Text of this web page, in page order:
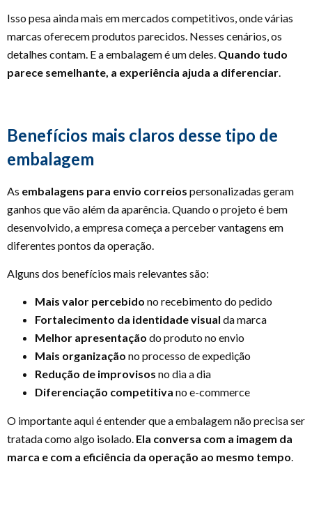
Isso pesa ainda mais em mercados competitivos, onde várias
marcas oferecem produtos parecidos. Nesses cenários, os
detalhes contam. E a embalagem é um deles. Quando tudo
parece semelhante, a experiência ajuda a diferenciar
Benefícios mais claros desse tipo de
embalagem
As embalagens para envio correios personalizadas geram
ganhos que vão além da aparência. Quando o projeto é bem
desenvolvido, a empresa começa a perceber vantagens em
diferentes pontos da operação.
Alguns dos benefícios mais relevantes são:
Mais valor percebido no recebimento do pedido
Fortalecimento da identidade visual da marca
Melhor apresentação do produto no envio
Mais organização no processo de expedição
Redução de improvisos no dia a dia
Diferenciação competitiva no e-commerce
O importante aqui é entender que a embalagem não precisa ser
tratada como algo isolado. Ela conversa com a imagem da
marca e com a eficiência da operação ao mesmo tempo